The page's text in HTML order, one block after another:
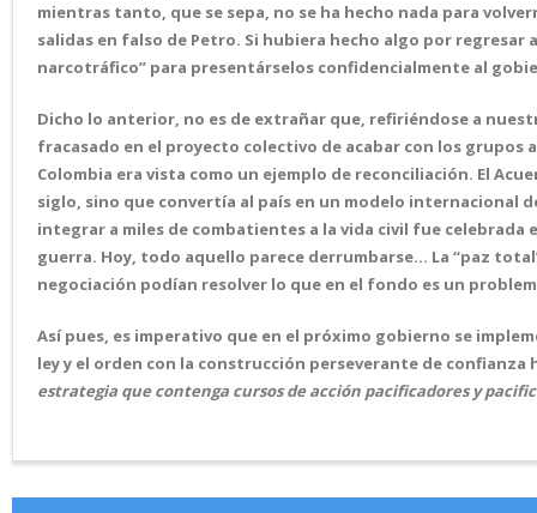
mientras tanto, que se sepa, no se ha hecho nada para
salidas en falso de Petro. Si hubiera hecho algo por
narcotráfico” para presentárselos confidencialmente al
Dicho lo anterior, no es de extrañar que, refiriéndose a
fracasado en el proyecto colectivo de acabar con los grupos
Colombia era vista como un ejemplo de reconciliación. El
siglo, sino que convertía al país en un modelo internacional
integrar a miles de combatientes a la vida civil fue
guerra. Hoy, todo aquello parece derrumbarse… ‌La “paz
negociación podían resolver lo que en el fondo es un
Así pues, es imperativo que en el próximo gobierno se
ley y el orden con la construcción perseverante de
estrategia que contenga cursos de acción pacificadores y